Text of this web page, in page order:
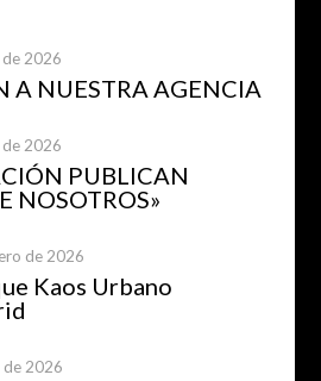
2026
A NUESTRA AGENCIA
2026
PUBLICAN
NOSOTROS»
de 2026
Kaos Urbano
de 2026